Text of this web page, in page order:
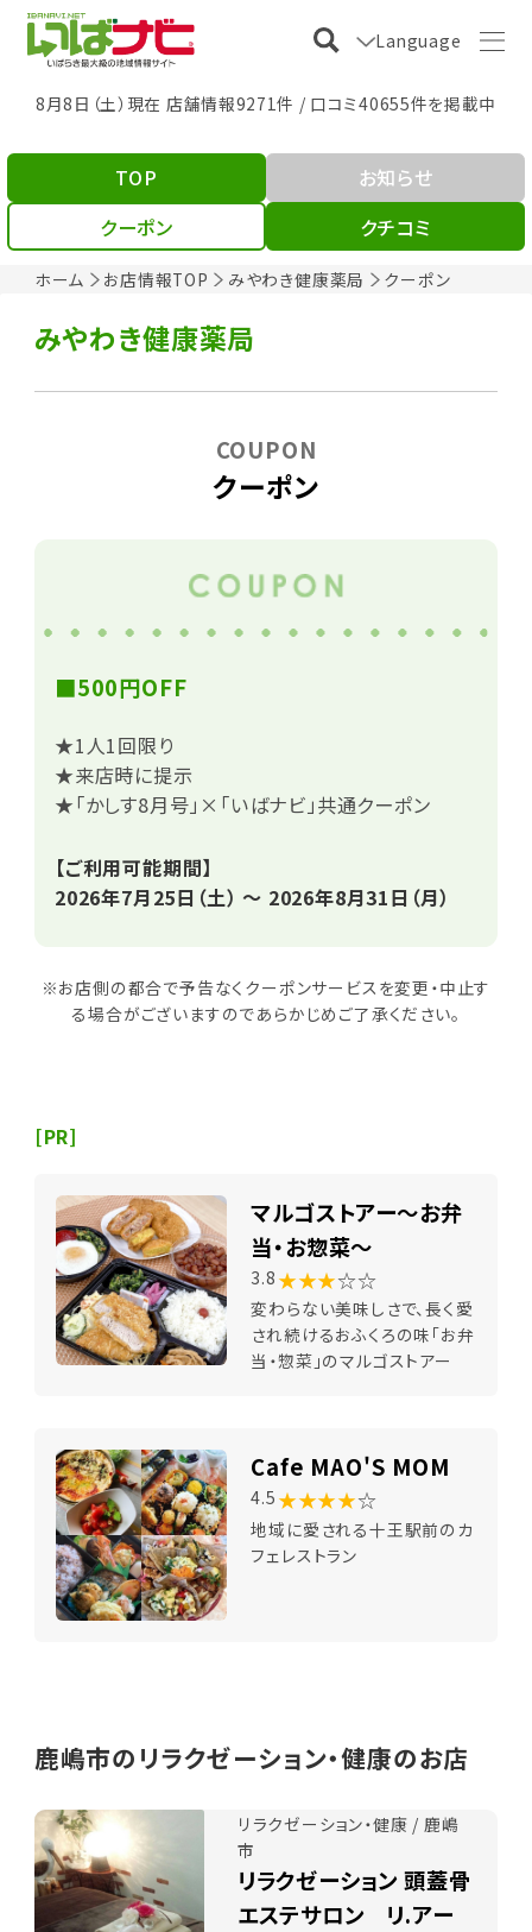
Language
8月8日（土）現在 店舗情報9271件 / 口コミ40655件を掲載中
ホーム お店情報TOP みやわき健康薬局 クーポン
TOP
お知らせ
クーポン
クチコミ
みやわき健康薬局
クーポン
COUPON
■500円OFF
★1人1回限り
★来店時に提示
★「かしす8月号」×「いばナビ」共通クーポン
【ご利用可能期間】
2026年7月25日（土） ～ 2026年8月31日（月）
※お店側の都合で予告なくクーポンサービスを変更・中止す
る場合がございますのであらかじめご了承ください。
[PR]
マルゴストアー～お弁
当・お惣菜～
3.8 ★★★☆☆
変わらない美味しさで、長く愛
され続けるおふくろの味「お弁
当・惣菜」のマルゴストアー
Cafe MAO'S MOM
4.5 ★★★★☆
地域に愛される十王駅前のカ
フェレストラン
鹿嶋市のリラクゼーション・健康のお店
リラクゼーション・健康 / 鹿嶋
市
リラクゼーション 頭蓋骨
エステサロン リ.アー